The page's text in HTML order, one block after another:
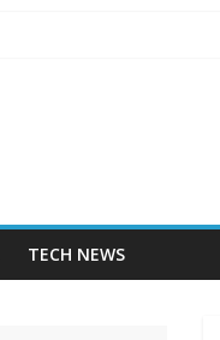
TECH NEWS